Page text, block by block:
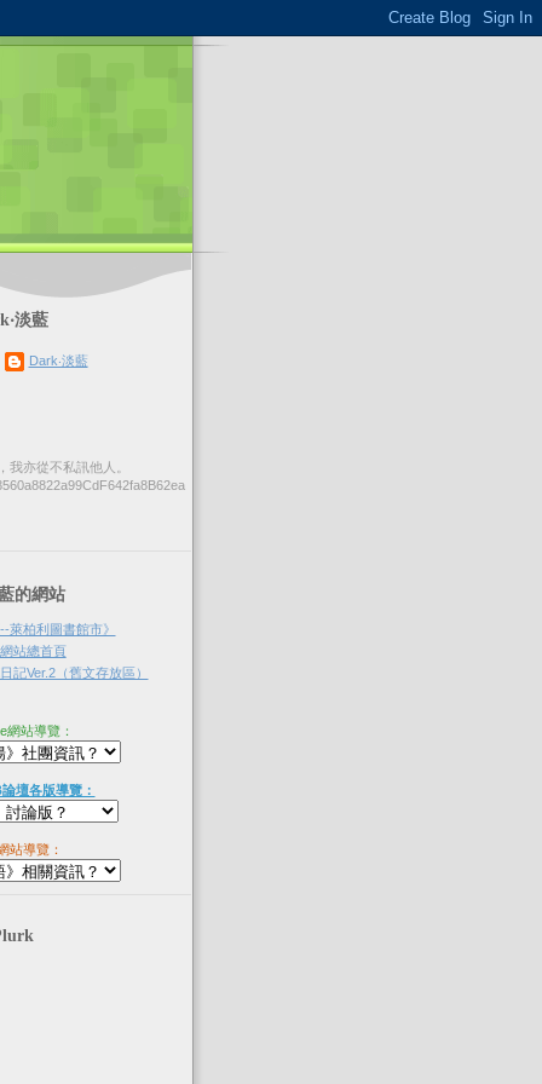
淡藍
Dark‧淡藍
我亦從不私訊他人。
的網站
萊柏利圖書館市》
站總首頁
記Ver.2（舊文存放區）
網站導覽：
壇各版導覽：
站導覽：